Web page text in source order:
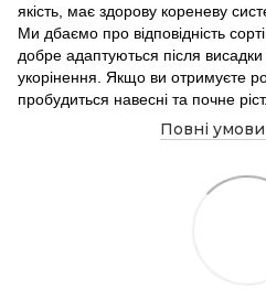
якість, має здорову кореневу
Ми дбаємо про відповідність
добре адаптуються після
укорінення. Якщо ви отримуєте
пробудиться навесні та почне ріст.
Повні умови